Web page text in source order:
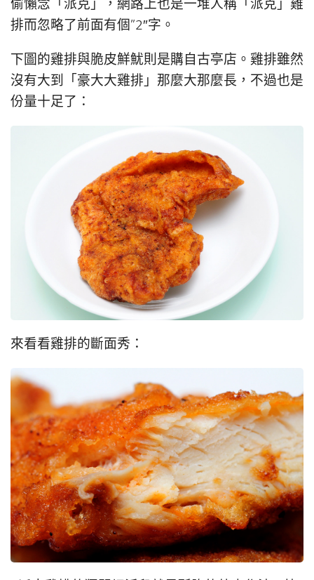
偷懶念「派克」，網路上也是一堆人稱「派克」雞
排而忽略了前面有個”2″字。
下圖的雞排與脆皮鮮魷則是購自古亭店。雞排雖然
沒有大到「豪大大雞排」那麼大那麼長，不過也是
份量十足了：
來看看雞排的斷面秀：